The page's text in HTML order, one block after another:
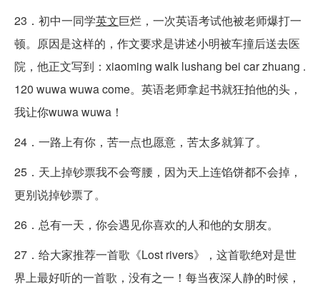
23．初中一同学英文巨烂，一次英语考试他被老师爆打一
顿。原因是这样的，作文要求是讲述小明被车撞后送去医
院，他正文写到：xiaoming walk lushang bei car zhuang .
120 wuwa wuwa come。英语老师拿起书就狂拍他的头，
我让你wuwa wuwa！
24．一路上有你，苦一点也愿意，苦太多就算了。
25．天上掉钞票我不会弯腰，因为天上连馅饼都不会掉，
更别说掉钞票了。
26．总有一天，你会遇见你喜欢的人和他的女朋友。
27．给大家推荐一首歌《Lost rivers》，这首歌绝对是世
界上最好听的一首歌，没有之一！每当夜深人静的时候，